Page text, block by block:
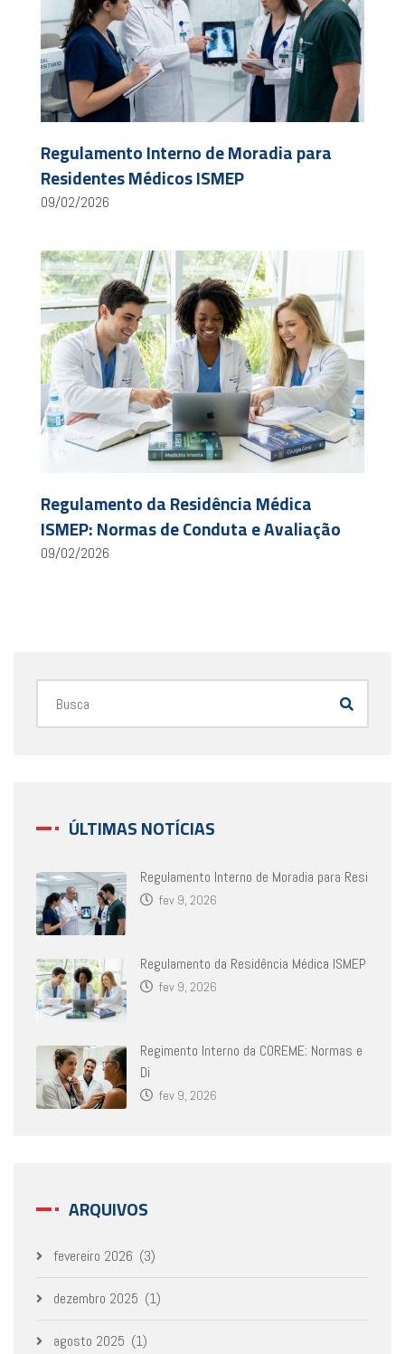
Regulamento Interno de Moradia para
Residentes Médicos ISMEP
09/02/2026
Regulamento da Residência Médica
ISMEP: Normas de Conduta e Avaliação
09/02/2026
ÚLTIMAS NOTÍCIAS
Regulamento Interno de Moradia para Resi
fev 9, 2026
Regulamento da Residência Médica ISMEP
fev 9, 2026
Regimento Interno da COREME: Normas e
Di
fev 9, 2026
ARQUIVOS
fevereiro 2026 (3)
dezembro 2025 (1)
agosto 2025 (1)